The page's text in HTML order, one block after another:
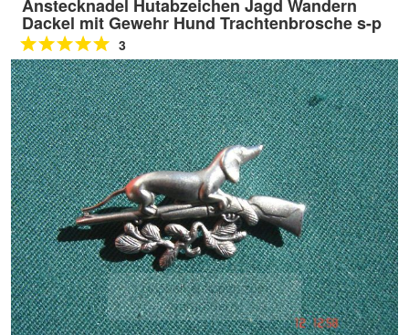
Anstecknadel Hutabzeichen Jagd Wandern
Dackel mit Gewehr Hund Trachtenbrosche s-p
3
Doppelt antippen zum
vergrößern